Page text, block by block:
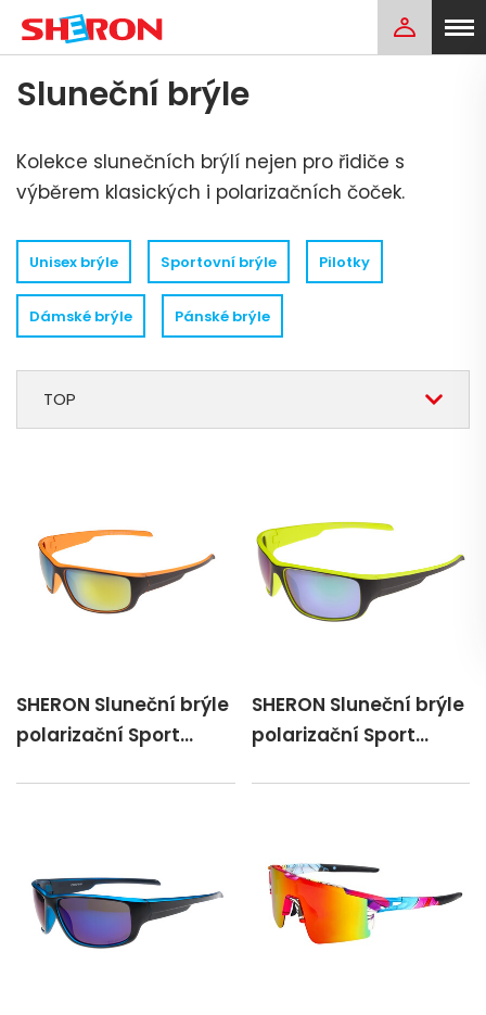
Sluneční brýle
TOP
Kolekce slunečních brýlí nejen pro řidiče s
výběrem klasických i polarizačních čoček.
Unisex brýle Sportovní brýle Pilotky
Dámské brýle Pánské brýle
SHERON Sluneční brýle
polarizační Sport
SHERON Sluneční brýle
polarizační Sport